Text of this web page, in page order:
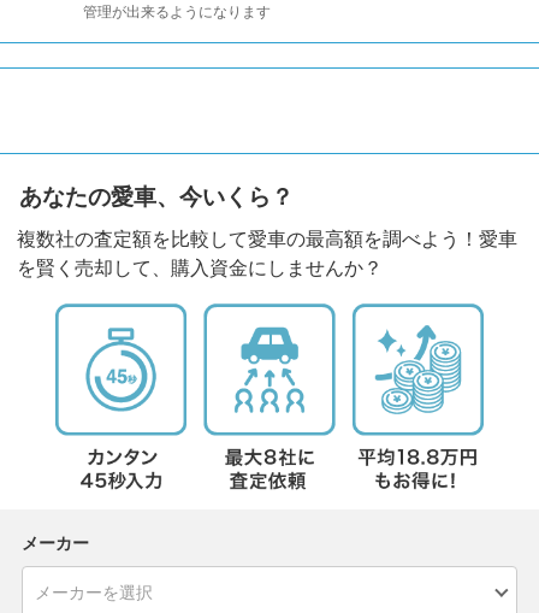
管理が出来るようになります
あなたの愛車、今いくら？
複数社の査定額を比較して愛車の最高額を調べよう！愛車
を賢く売却して、購入資金にしませんか？
メーカー